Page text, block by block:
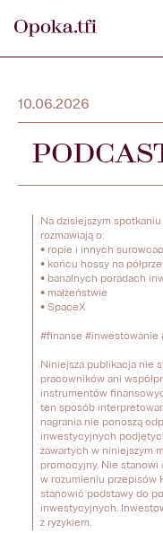
10.06.2026
Na dzisiejszym
rozmawiają o:
• ropie i innych
• końcu hossy na
• banalnych poradach
• małżeństwie
• SpaceX
#finanse #inwestowanie
Niniejsza publikacja nie
pracowników ani
instrumentów
ten sposób
nagrania nie ponoszą
inwestycyjnych
zawartych w niniejszym
promocyjny. Nie stanowi
w rozumieniu przepisów
stanowić podstawy do
inwestycyjnych.
z ryzykiem.